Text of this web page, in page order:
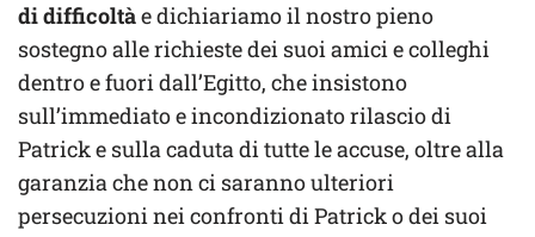
di difficoltàe dichiariamo il nostro pieno
sostegno alle richieste dei suoi amici e colleghi
dentro e fuori dall’Egitto, che insistono
sull’immediato e incondizionato rilascio di
Patrick e sulla caduta di tutte le accuse, oltre alla
garanzia che non ci saranno ulteriori
persecuzioni nei confronti di Patrick o dei suoi